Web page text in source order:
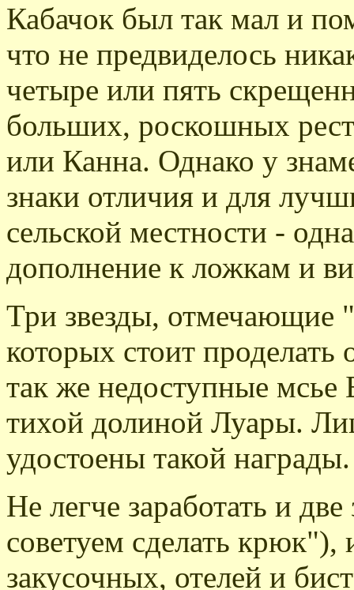
Кабачок был так мал и
что не предвиделось
четыре или пять
больших, роскошных
или Канна. Однако у
знаки отличия и для
сельской местности -
дополнение к ложкам и
Три звезды, отмечающие
которых стоит
так же недоступные
тихой долиной Луары.
удостоены такой награды.
Не легче заработать и
советуем сделать крюк"),
закусочных, отелей и